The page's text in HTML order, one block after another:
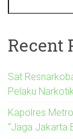
Recent
Sat
Pelaku
Kapolres
“Jaga Jakarta